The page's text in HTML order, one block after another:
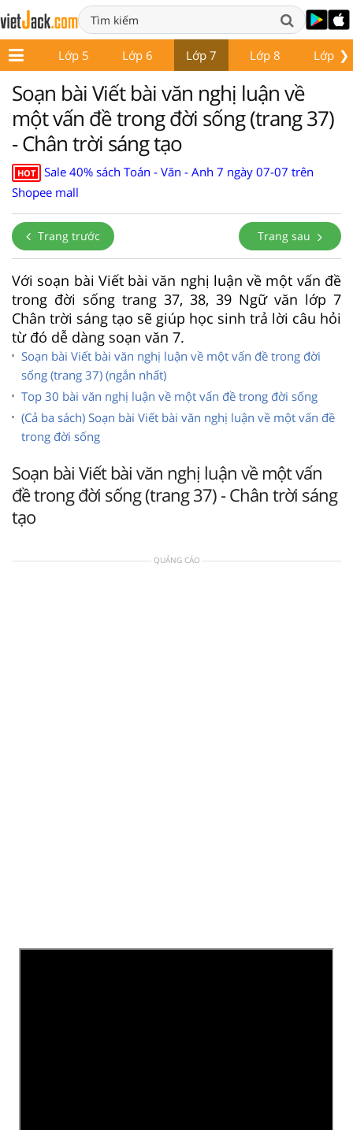
❯
4 Lớp 5 Lớp 6 Lớp 7 Lớp 8 Lớp 9
Soạn bài Viết bài văn nghị luận về
một vấn đề trong đời sống (trang 37)
- Chân trời sáng tạo
HOT
Sale 40% sách Toán - Văn - Anh 7 ngày 07-07 trên
Shopee mall
Trang trước Trang sau
Với soạn bài Viết bài văn nghị luận về một vấn đề
trong đời sống trang 37, 38, 39 Ngữ văn lớp 7
Chân trời sáng tạo sẽ giúp học sinh trả lời câu hỏi
từ đó dễ dàng soạn văn 7.
Soạn bài Viết bài văn nghị luận về một vấn đề trong đời
sống (trang 37) (ngắn nhất)
Top 30 bài văn nghị luận về một vấn đề trong đời sống
(Cả ba sách) Soạn bài Viết bài văn nghị luận về một vấn đề
trong đời sống
Soạn bài Viết bài văn nghị luận về một vấn
đề trong đời sống (trang 37) - Chân trời sáng
tạo
QUẢNG CÁO